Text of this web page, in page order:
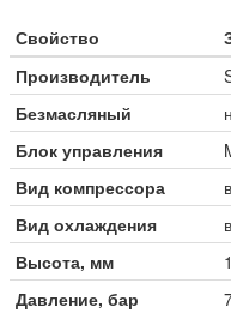
Свойство
Производитель
Безмасляный
Блок управления
Вид компрессора
Вид охлаждения
Высота, мм
Давление, бар